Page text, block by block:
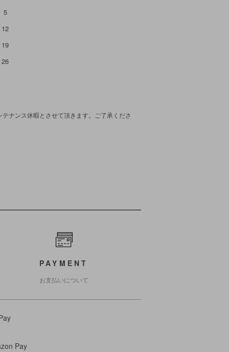
5
12
19
26
ナンス休暇とさせて頂きます。ご了承くださ
PAYMENT
お支払いについて
Pay